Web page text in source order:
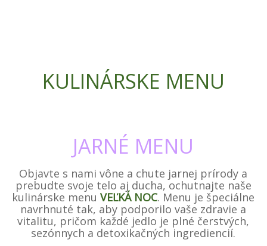
KULINÁRSKE MENU
JARNÉ MENU
Objavte s nami vône a chute jarnej prírody a
prebudte svoje telo aj ducha, ochutnajte naše
kulinárske menuVEĽKÁ NOC. Menu je špeciálne
navrhnuté tak, aby podporilo vaše zdravie a
vitalitu, pričom každé jedlo je plné čerstvých,
sezónnych a detoxikačných ingrediencií.